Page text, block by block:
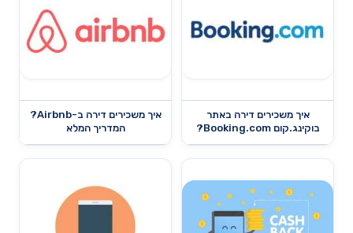
איך משכירים דירה באתר
בוקינג.קום Booking.com?
איך משכירים דירה ב-Airbnb?
המדריך המלא